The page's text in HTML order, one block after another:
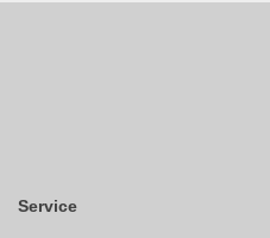
Service